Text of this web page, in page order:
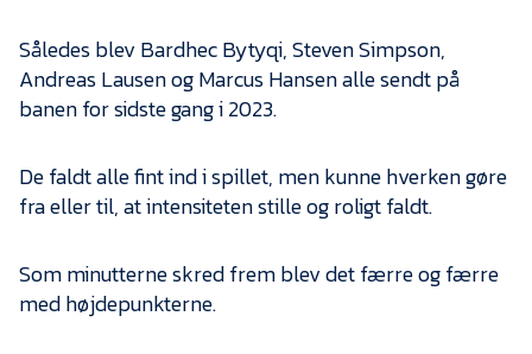
Således blev Bardhec Bytyqi, Steven Simpson,
Andreas Lausen og Marcus Hansen alle sendt på
banen for sidste gang i 2023.
De faldt alle fint ind i spillet, men kunne hverken gøre
fra eller til, at intensiteten stille og roligt faldt.
Som minutterne skred frem blev det færre og færre
med højdepunkterne.